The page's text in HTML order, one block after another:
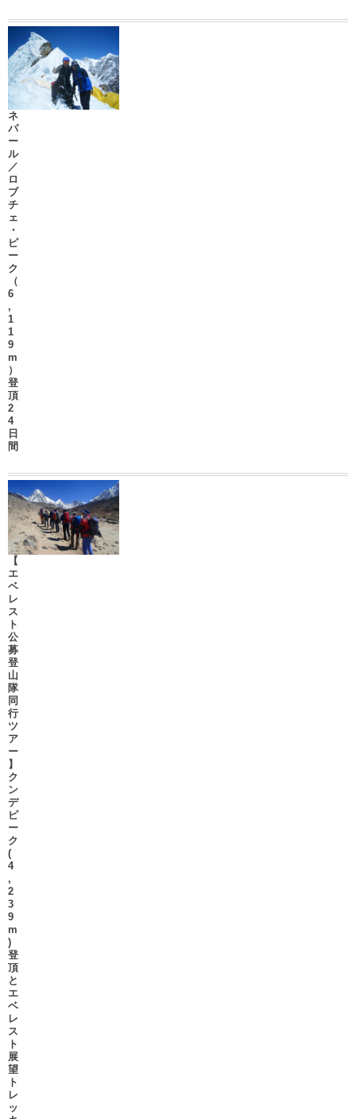
ネ
パ
ー
ル
／
ロ
ブ
チ
ェ
・
ピ
ー
ク
（
6
,
1
1
9
m
）
登
頂
2
4
日
間
【
エ
ベ
レ
ス
ト
公
募
登
山
隊
同
行
ツ
ア
ー
】
ク
ン
デ
ピ
ー
ク
(
4
,
2
3
9
m
)
登
頂
と
エ
ベ
レ
ス
ト
展
望
ト
レ
ッ